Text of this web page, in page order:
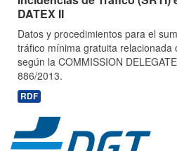
DATEX II
Datos y procedimientos para el
tráfico mínima gratuita relacionada
según la COMMISSION
886/2013.
RDF